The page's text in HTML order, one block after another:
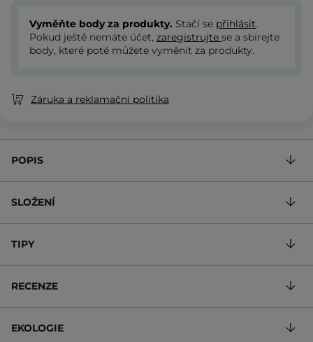
Vyměňte body za produkty. Stačí se přihlásit.
Pokud ještě nemáte účet, zaregistrujte se a sbírejte
body, které poté můžete vyměnit za produkty.
Záruka a reklamační politika
POPIS
SLOŽENÍ
TIPY
RECENZE
EKOLOGIE